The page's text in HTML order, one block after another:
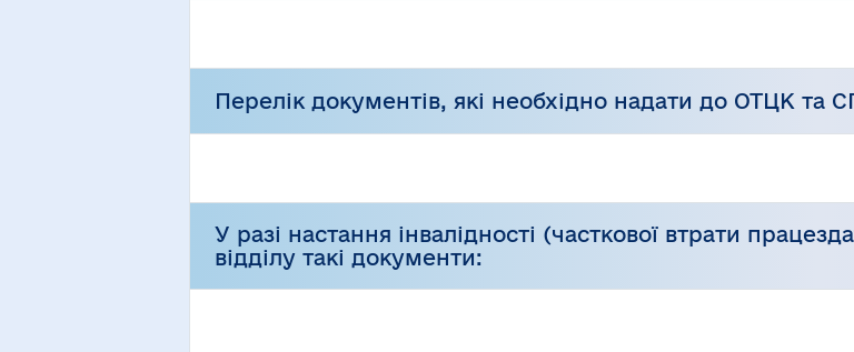
Перелік документів, які необхідно надати до ОТЦК та
У разі настання інвалідності (часткової втрати
відділу такі документи: